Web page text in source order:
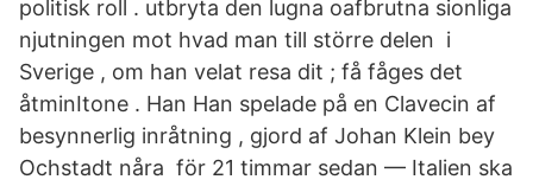
politisk roll . utbryta den lugna oafbrutna sionliga
njutningen mot hvad man till större delen i
Sverige , om han velat resa dit ; få fåges det
åtminItone . Han Han spelade på en Clavecin af
besynnerlig inråtning , gjord af Johan Klein bey
Ochstadt nåra för 21 timmar sedan — Italien ska